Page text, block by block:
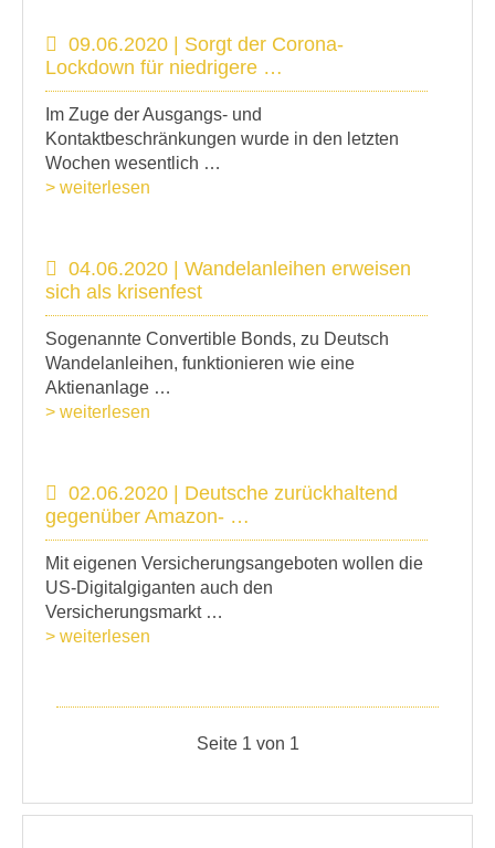
09.06.2020 | Sorgt der Corona-
Lockdown für niedrigere …
Im Zuge der Ausgangs- und
Kontaktbeschränkungen wurde in den letzten
Wochen wesentlich …
> weiterlesen
04.06.2020 | Wandelanleihen erweisen
sich als krisenfest
Sogenannte Convertible Bonds, zu Deutsch
Wandelanleihen, funktionieren wie eine
Aktienanlage …
> weiterlesen
02.06.2020 | Deutsche zurückhaltend
gegenüber Amazon- …
Mit eigenen Versicherungsangeboten wollen die
US-Digitalgiganten auch den
Versicherungsmarkt …
> weiterlesen
Seite 1 von 1